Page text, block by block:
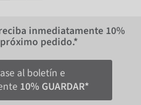
inmediatamente 10%
pedido.*
al boletín e
10% GUARDAR*